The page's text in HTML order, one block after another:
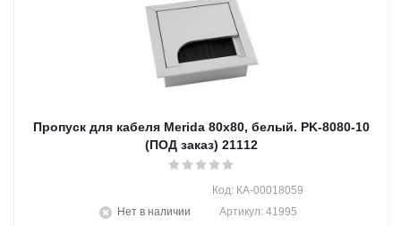
Пропуск для кабеля Merida 80х80, белый. PK-8080-10
(ПОД заказ) 21112
Нет в наличии
Код: КА-00018059
Артикул: 41995